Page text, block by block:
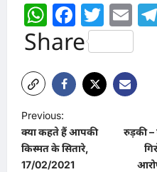
WhatsApp
Share
P
o
s
Previous:
क्या कहते हैं आपकी
किस्मत के सितारे,
17/02/2021
रुड़की –